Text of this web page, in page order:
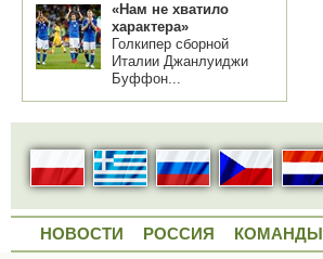
«Нам не хватило
характера»
Голкипер сборной
Италии Джанлуиджи
Буффон...
НОВОСТИ РОССИЯ КОМАНДЫ